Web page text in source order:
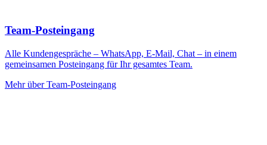
Team-Posteingang
Alle Kundengespräche – WhatsApp, E-Mail, Chat – in einem
gemeinsamen Posteingang für Ihr gesamtes Team.
Mehr überTeam-Posteingang